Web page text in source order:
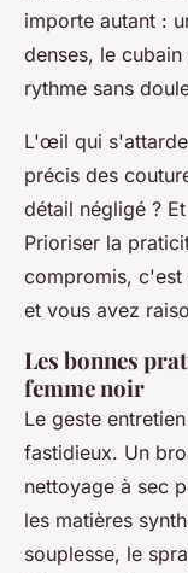
importe autant :
denses, le
rythme sans
L'œil qui
précis des
détail négligé ?
Prioriser la
compromis, c'est
et vous avez
Les bonnes
femme noir
Le geste
fastidieux. Un
nettoyage à sec
les matières
souplesse, le